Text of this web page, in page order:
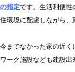
指定です。生活利便性
環境に配慮しながら
までなかった家の近
ーク施設なども建設出